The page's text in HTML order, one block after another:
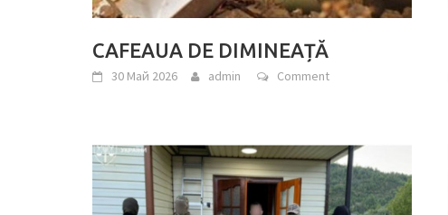
CAFEAUA DE DIMINEAȚĂ
30 Май 2026 admin Comment